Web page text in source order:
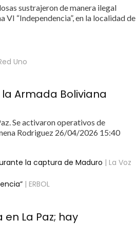
sustrajeron de manera ilegal
“Independencia”, en la localidad de
Uno
Armada Boliviana
Se activaron operativos de
Rodriguez 26/04/2026 15:40
la captura de Maduro | La Voz
| ERBOL
La Paz; hay